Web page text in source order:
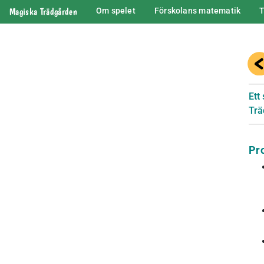
Magiska Trädgården Om spelet Förskolans matematik
Ett